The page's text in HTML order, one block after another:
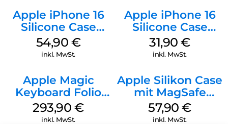
Apple iPhone 16
Silicone Case
MagSafe Black
54,90 €
inkl. MwSt.
Apple iPhone 16
Silicone Case
MagSafe Fuchsia
31,90€
inkl. MwSt.
Apple Magic
Keyboard Folio
iPad 10.9″ (10.Gen.)
Weiß
293,90€
inkl. MwSt.
Apple Silikon Case
mit MagSafe
iPhone 14 Pro
(PRODUCT)RED
57,90€
inkl. MwSt.